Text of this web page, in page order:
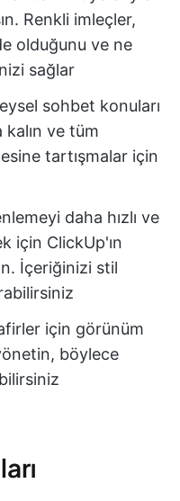
Renkli imleçler,
olduğunu ve ne
sağlar
sohbet konuları
kalın ve tüm
tartışmalar için
daha hızlı ve
için ClickUp'ın
İçeriğinizi stil
için görünüm
böylece